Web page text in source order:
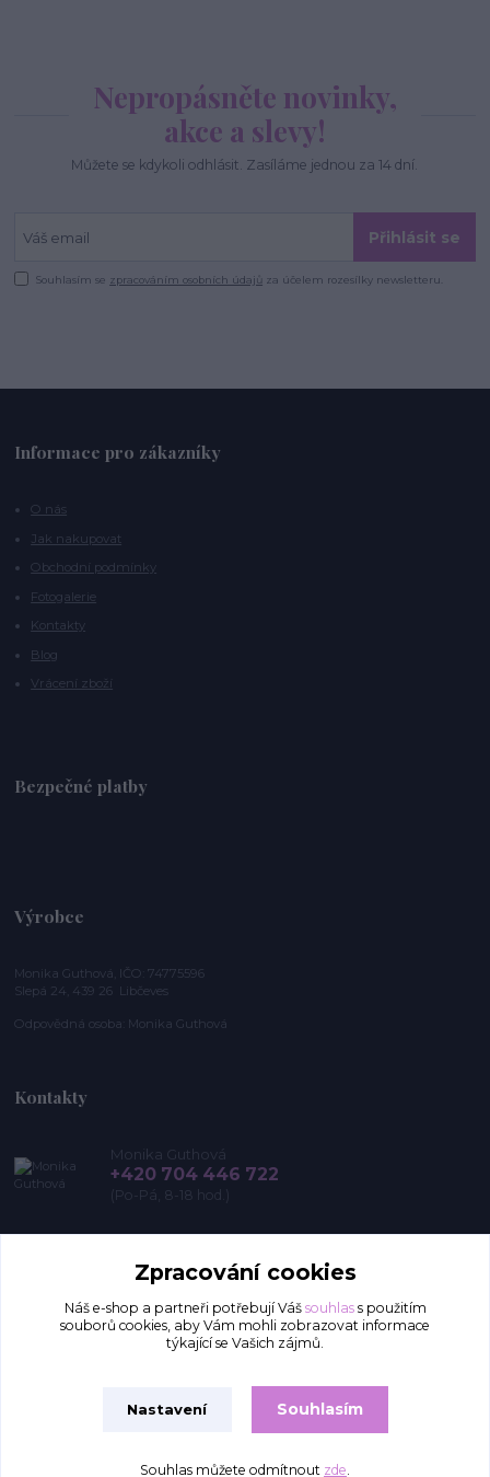
Nepropásněte novinky,
akce a slevy!
Můžete se kdykoli odhlásit. Zasíláme jednou za 14 dní.
Přihlásit se
Souhlasím se zpracováním osobních údajů za účelem rozesílky newsletteru.
Informace pro zákazníky
O nás
Jak nakupovat
Obchodní podmínky
Fotogalerie
Kontakty
Blog
Vrácení zboží
Bezpečné platby
Výrobce
Monika Guthová, IČO: 74775596
Slepá 24, 439 26 Libčeves
Odpovědná osoba: Monika Guthová
Kontakty
Monika Guthová
+420 704 446 722
(Po-Pá, 8-18 hod.)
Upravit sběr cookies.
Zpracování cookies
Náš e-shop a partneři potřebují Váš souhlass použitím
souborů cookies, aby Vám mohli zobrazovat informace
týkající se Vašich zájmů.
Nastavení Souhlasím
Souhlas můžete odmítnout zde